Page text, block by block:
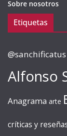
Sobre nosotros
Etiquetas
@sanchificatus
Alfonso
Anagrama arte
críticas y